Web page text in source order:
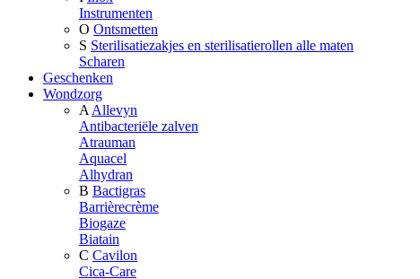
Instrumenten
O Ontsmetten
S Sterilisatiezakjes en sterilisatierollen alle maten
Scharen
Geschenken
Wondzorg
A Allevyn
Antibacteriële zalven
Atrauman
Aquacel
Alhydran
B Bactigras
Barrièrecrème
Biogaze
Biatain
C Cavilon
Cica-Care